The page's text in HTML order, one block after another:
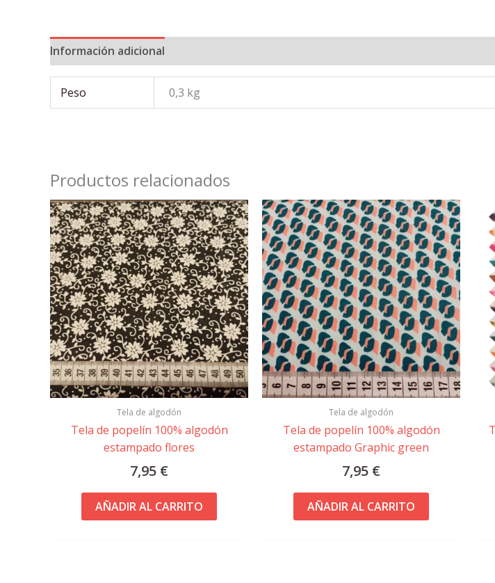
Información adicional
Peso 0,3 kg
Productos relacionados
Tela de algodón
Tela de popelín 100% algodón
estampado flores
7,95 €
AÑADIR AL CARRITO
Tela de algodón
Tela de popelín 100% algodón
estampado Graphic green
7,95 €
AÑADIR AL CARRITO